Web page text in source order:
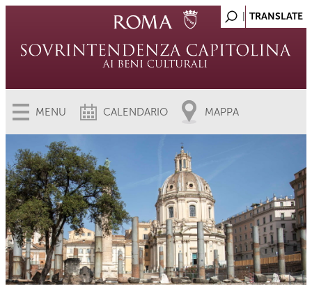
MENU CALENDARIO MAPPA